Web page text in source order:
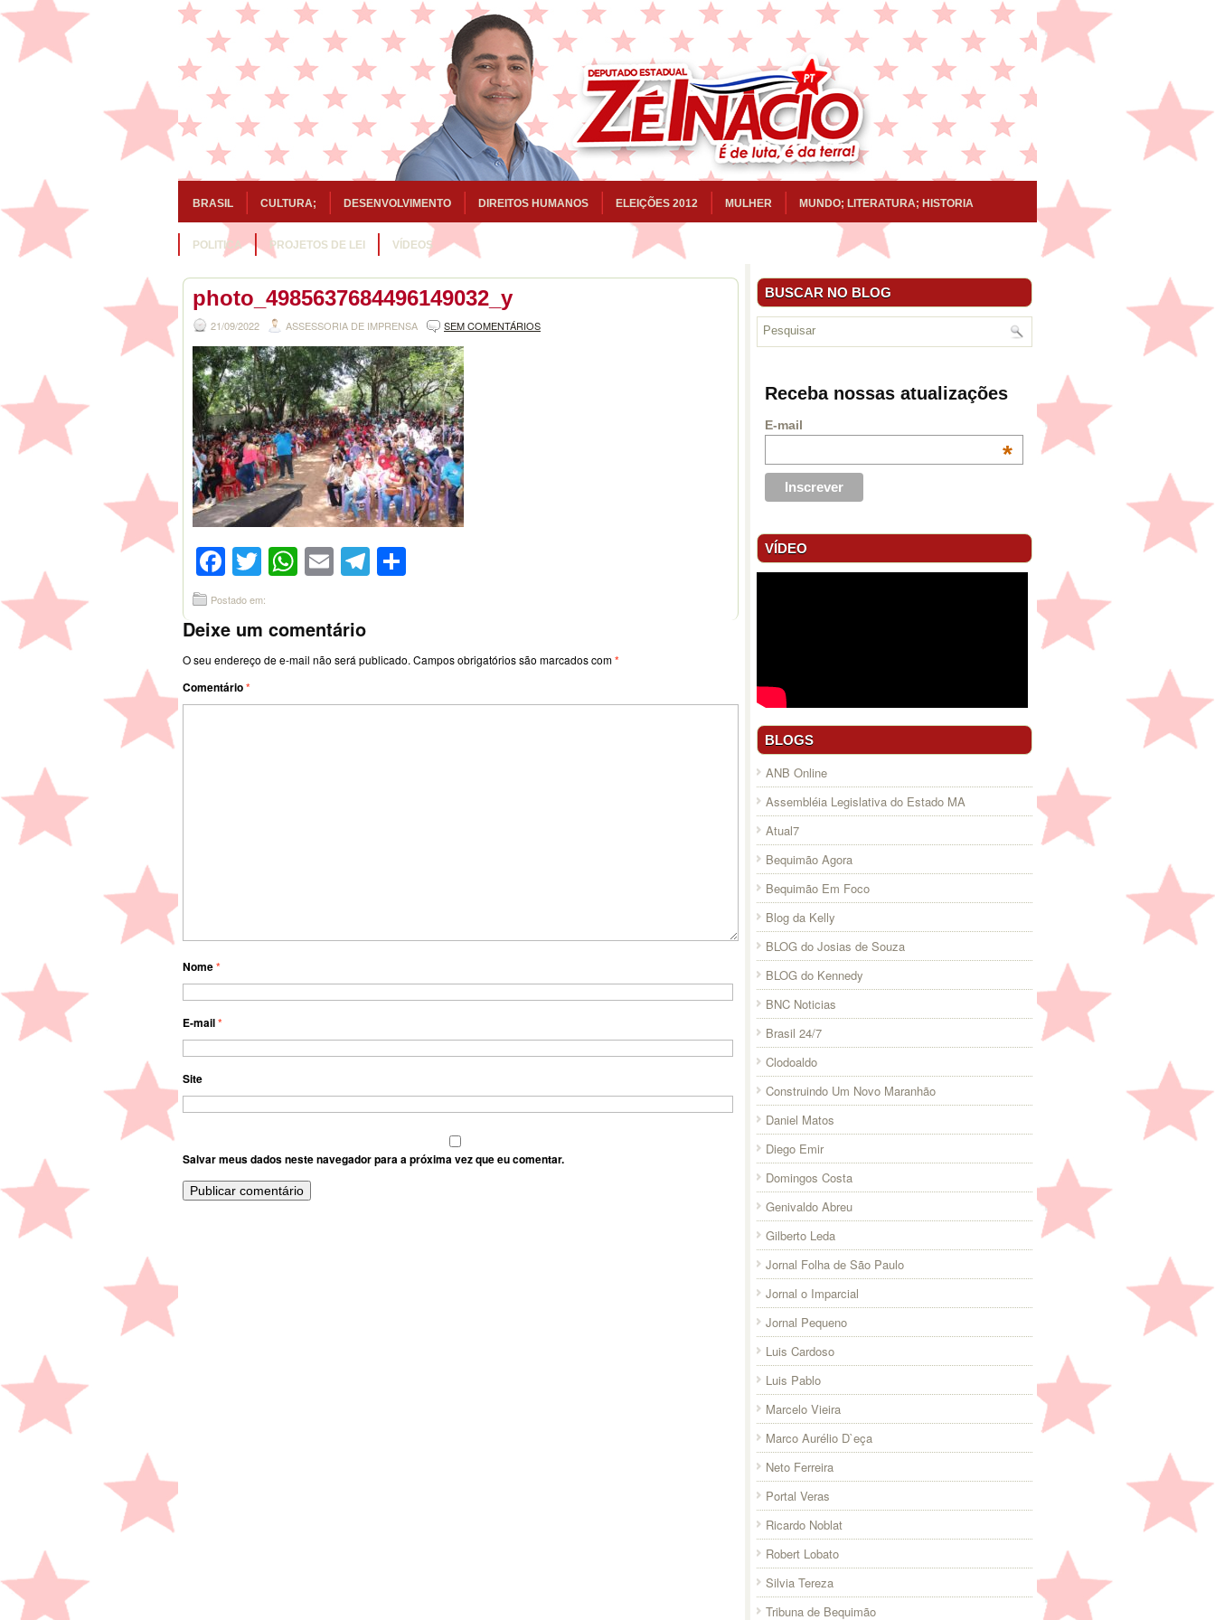
BRASIL CULTURA; DESENVOLVIMENTO DIREITOS HUMANOS ELEIÇÕES 2012 MULHER MUNDO; LITERATURA; HISTORIA
POLITICA PROJETOS DE LEI VÍDEOS
photo_4985637684496149032_y
21/09/2022 ASSESSORIA DE IMPRENSA SEM COMENTÁRIOS
Facebook
Twitter
WhatsApp
EmailTelegram
Postado em:
Deixe um comentário
O seu endereço de e-mail não será publicado. Campos obrigatórios são marcados com*
Comentário*
Nome*
E-mail*
Site
Salvar meus dados neste navegador para a próxima vez que eu comentar.
BUSCAR NO BLOG
Receba nossas atualizações
E-mail
*
VÍDEO
BLOGS
ANB Online
Assembléia Legislativa do Estado MA
Atual7
Bequimão Agora
Bequimão Em Foco
Blog da Kelly
BLOG do Josias de Souza
BLOG do Kennedy
BNC Noticias
Brasil 24/7
Clodoaldo
Construindo Um Novo Maranhão
Daniel Matos
Diego Emir
Domingos Costa
Genivaldo Abreu
Gilberto Leda
Jornal Folha de São Paulo
Jornal o Imparcial
Jornal Pequeno
Luis Cardoso
Luis Pablo
Marcelo Vieira
Marco Aurélio D`eça
Neto Ferreira
Portal Veras
Ricardo Noblat
Robert Lobato
Silvia Tereza
Tribuna de Bequimão